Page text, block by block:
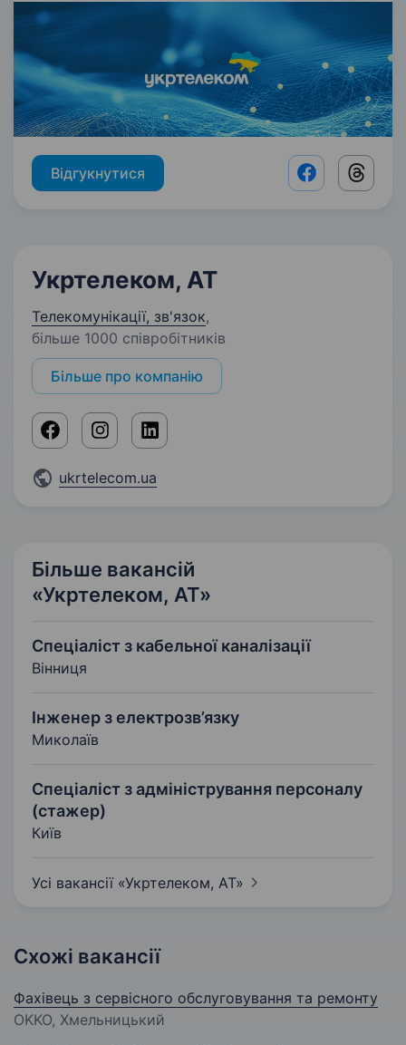
Відгукнутися Facebook
Укртелеком, АТ
Телекомунікації, зв'язок,
більше 1000 співробітників
Більше про компанію
ukrtelecom.ua
Більше вакансій
«Укртелеком, АТ»
Спеціаліст з кабельної каналізації
Вінниця
Інженер з електрозв’язку
Миколаїв
Спеціаліст з адміністрування персоналу
(стажер)
Київ
Усі вакансії «Укртелеком, АТ»
Схожі вакансії
Фахівець з сервісного обслуговування та ремонту
OKKO, Хмельницький